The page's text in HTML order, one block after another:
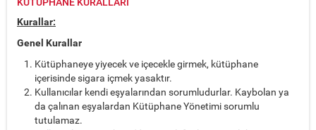
KÜTÜPHANE KURALLARI
Kurallar:
Genel Kurallar
Kütüphaneye yiyecek ve içecekle girmek, kütüphane
içerisinde sigara içmek yasaktır.
Kullanıcılar kendi eşyalarından sorumludurlar. Kaybolan ya
da çalınan eşyalardan Kütüphane Yönetimi sorumlu
tutulamaz.